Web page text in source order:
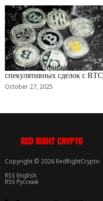
RRCNEWS_RU
Реализовал прибыль от
спекулятивных сделок с BTC
October 27, 2025
Copyright © 2026 RedRightCrypto.
RSS English
RSS Русский